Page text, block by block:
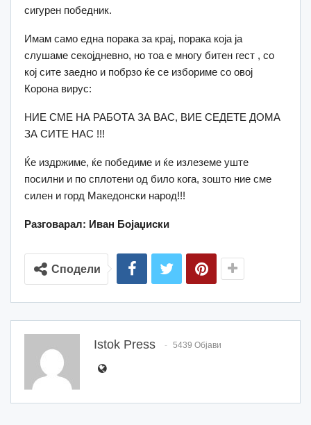
сигурен победник.
Имам само една порака за крај, порака која ја
слушаме секојдневно, но тоа е многу битен гест , со
кој сите заедно и побрзо ќе се избориме со овој
Корона вирус:
НИЕ СМЕ НА РАБОТА ЗА ВАС, ВИЕ СЕДЕТЕ ДОМА
ЗА СИТЕ НАС !!!
Ќе издржиме, ќе победиме и ќе излеземе уште
посилни и по сплотени од било кога, зошто ние сме
силен и горд Македонски народ!!!
Разговарал: Иван Бојаџиски
Сподели
Istok Press 5439 Објави